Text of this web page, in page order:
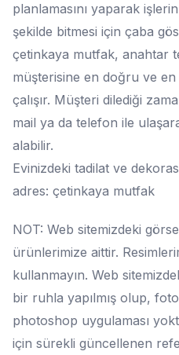
planlamasını yaparak
şekilde bitmesi için çaba
çetinkaya mutfak, anahtar
müşterisine en doğru ve
çalışır. Müşteri dilediği
mail ya da telefon ile
alabilir.
Evinizdeki tadilat ve
adres: çetinkaya mutfak
NOT: Web sitemizdeki
ürünlerimize aittir.
kullanmayın. Web
bir ruhla yapılmış olup,
photoshop uygulaması
için sürekli güncellenen